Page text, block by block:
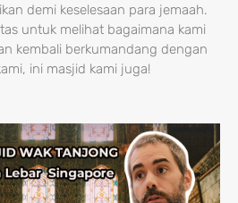
demi keselesaan para jemaah.
untuk melihat bagaimana kami
kembali berkumandang dengan
ini masjid kami juga!